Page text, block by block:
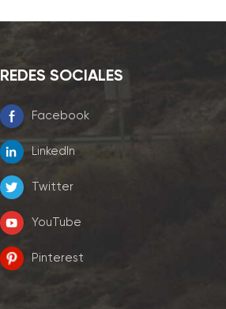
REDES SOCIALES
Facebook
LinkedIn
Twitter
YouTube
Pinterest